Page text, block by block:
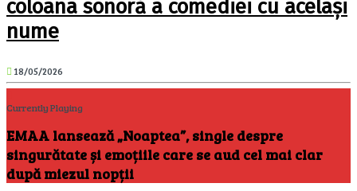
coloana sonoră a comediei cu același
nume
18/05/2026
Currently Playing
EMAA lansează „Noaptea”, single despre
singurătate și emoțiile care se aud cel mai clar
după miezul nopții